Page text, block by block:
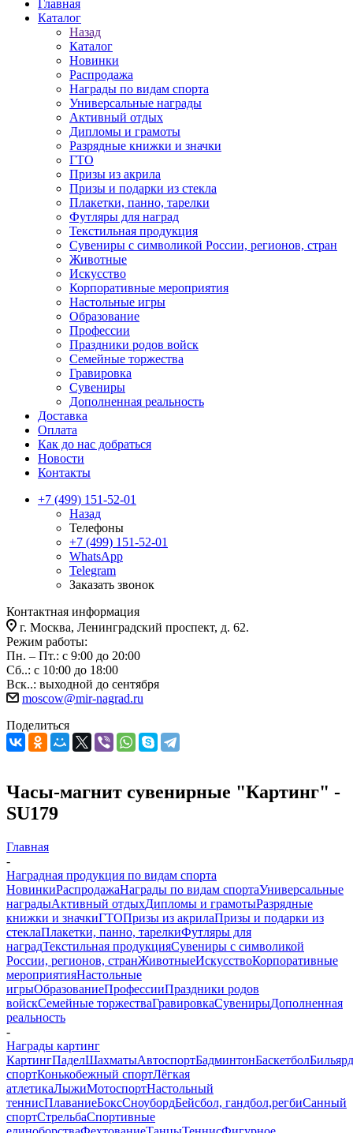
Главная
Каталог
Назад
Каталог
Новинки
Распродажа
Награды по видам спорта
Универсальные награды
Активный отдых
Дипломы и грамоты
Разрядные книжки и значки
ГТО
Призы из акрила
Призы и подарки из стекла
Плакетки, панно, тарелки
Футляры для наград
Текстильная продукция
Сувениры с символикой России, регионов, стран
Животные
Искусство
Корпоративные мероприятия
Настольные игры
Образование
Профессии
Праздники родов войск
Семейные торжества
Гравировка
Сувениры
Дополненная реальность
Доставка
Оплата
Как до нас добраться
Новости
Контакты
+7 (499) 151-52-01
Назад
Телефоны
+7 (499) 151-52-01
WhatsApp
Telegram
Заказать звонок
Контактная информация
г. Москва, Ленинградский проспект, д. 62.
Режим работы:
Пн. – Пт.: с 9:00 до 20:00
Сб..: с 10:00 до 18:00
Вск..: выходной до сентября
moscow@mir-nagrad.ru
Поделиться
Часы-магнит сувенирные "Картинг" -
SU179
Главная
-
Наградная продукция по видам спорта
НовинкиРаспродажаНаграды по видам спортаУниверсальные
наградыАктивный отдыхДипломы и грамотыРазрядные
книжки и значкиГТОПризы из акрилаПризы и подарки из
стеклаПлакетки, панно, тарелкиФутляры для
наградТекстильная продукцияСувениры с символикой
России, регионов, странЖивотныеИскусствоКорпоративные
мероприятияНастольные
игрыОбразованиеПрофессииПраздники родов
войскСемейные торжестваГравировкаСувенирыДополненная
реальность
-
Награды картинг
КартингПаделШахматыАвтоспортБадминтонБаскетболБильярд
спортКонькобежный спортЛёгкая
атлетикаЛыжиМотоспортНастольный
теннисПлаваниеБоксСноубордБейсбол, гандбол,регбиСанный
спортСтрельбаСпортивные